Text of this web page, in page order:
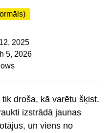
2025
5, 2026
droša, kā varētu šķist.
izstrādā jaunas
un viens no